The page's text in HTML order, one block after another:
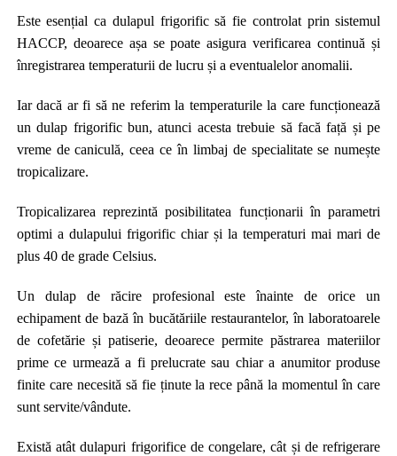
Este esențial ca dulapul frigorific să fie controlat prin sistemul
HACCP, deoarece așa se poate asigura verificarea continuă și
înregistrarea temperaturii de lucru și a eventualelor anomalii.
Iar dacă ar fi să ne referim la temperaturile la care funcționează
un dulap frigorific bun, atunci acesta trebuie să facă față și pe
vreme de caniculă, ceea ce în limbaj de specialitate se numește
tropicalizare.
Tropicalizarea reprezintă posibilitatea funcționarii în parametri
optimi a dulapului frigorific chiar și la temperaturi mai mari de
plus 40 de grade Celsius.
Un dulap de răcire profesional este înainte de orice un
echipament de bază în bucătăriile restaurantelor, în laboratoarele
de cofetărie și patiserie, deoarece permite păstrarea materiilor
prime ce urmează a fi prelucrate sau chiar a anumitor produse
finite care necesită să fie ținute la rece până la momentul în care
sunt servite/vândute.
Există atât dulapuri frigorifice de congelare, cât și de refrigerare